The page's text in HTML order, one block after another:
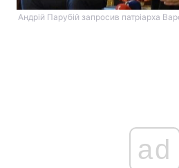
Андрій Парубій запросив патріарха
ad